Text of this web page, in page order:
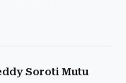
Soroti Mutu